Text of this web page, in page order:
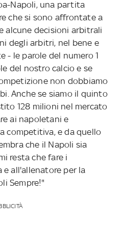
Napoli, una partita
che si sono affrontate a
alcune decisioni arbitrali
degli arbitri, nel bene e
- le parole del numero 1
del nostro calcio e se
non dobbiamo
Anche se siamo il quinto
128 milioni nel mercato
ai napoletani e
competitiva, e da quello
che il Napoli sia
resta che fare i
all'allenatore per la
Sempre!"